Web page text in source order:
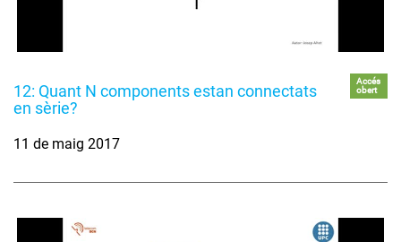
12: Quant N components estan connectats
en sèrie?
Accés
obert
11 de maig 2017